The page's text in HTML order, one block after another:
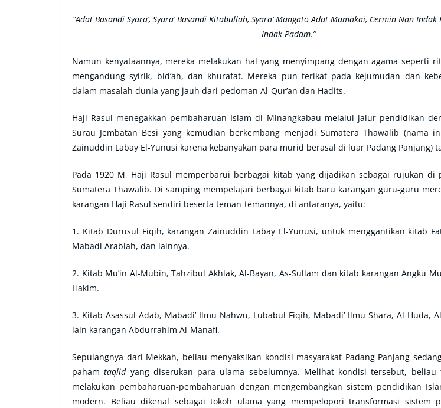
“Adat Basandi Syara’, Syara’ Basandi Kitabullah, Syara’ Mangato Adat Mamakai, Cermin Nan
Indak Padam.”
Namun kenyataannya, mereka melakukan hal yang menyimpang dengan agama seperti
mengandung syirik, bid’ah, dan khurafat. Mereka pun terikat pada kejumudan dan
dalam masalah dunia yang jauh dari pedoman Al-Qur’an dan Hadits.
Haji Rasul menegakkan pembaharuan Islam di Minangkabau melalui jalur pendidikan
Surau Jembatan Besi yang kemudian berkembang menjadi Sumatera Thawalib (nama
Zainuddin Labay El-Yunusi karena kebanyakan para murid berasal di luar Padang Panjang)
Pada 1920 M, Haji Rasul memperbarui berbagai kitab yang dijadikan sebagai rujukan di
Sumatera Thawalib. Di samping mempelajari berbagai kitab baru karangan guru-guru
karangan Haji Rasul sendiri beserta teman-temannya, di antaranya, yaitu:
1. Kitab Durusul Fiqih, karangan Zainuddin Labay El-Yunusi, untuk menggantikan kitab
Mabadi Arabiah, dan lainnya.
2. Kitab Mu’in Al-Mubin, Tahzibul Akhlak, Al-Bayan, As-Sullam dan kitab karangan Angku
Hakim.
3. Kitab Asassul Adab, Mabadi’ Ilmu Nahwu, Lubabul Fiqih, Mabadi’ Ilmu Shara, Al-Huda,
lain karangan Abdurrahim Al-Manafi.
Sepulangnya dari Mekkah, beliau menyaksikan kondisi masyarakat Padang Panjang
pahamtaqlidyang diserukan para ulama sebelumnya. Melihat kondisi tersebut, beliau
melakukan pembaharuan-pembaharuan dengan mengembangkan sistem pendidikan
modern. Beliau dikenal sebagai tokoh ulama yang mempelopori transformasi sistem